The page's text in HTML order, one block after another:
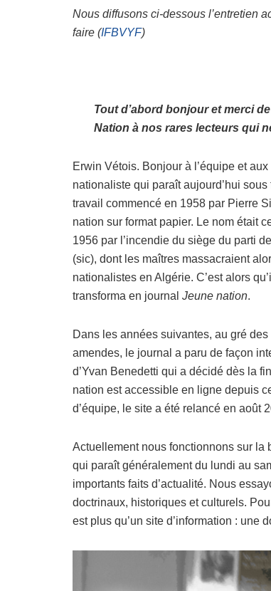
Nous diffusons ci-dessous l’entretien
faire (IFBVYF)
Tout d’abord bonjour et merci
Nation à nos rares lecteurs qui
Erwin Vétois. Bonjour à l’équipe et
nationaliste qui paraît aujourd’hui
travail commencé en 1958 par Pierre
nation sur format papier. Le nom était
1956 par l’incendie du siège du parti
(sic), dont les maîtres massacraient
nationalistes en Algérie. C’est alors
transforma en journal Jeune nation.
Dans les années suivantes, au gré
amendes, le journal a paru de façon
d’Yvan Benedetti qui a décidé dès la
nation est accessible en ligne depuis
d’équipe, le site a été relancé en août
Actuellement nous fonctionnons sur la
qui paraît généralement du lundi au
importants faits d’actualité. Nous
doctrinaux, historiques et culturels.
est plus qu’un site d’information : une